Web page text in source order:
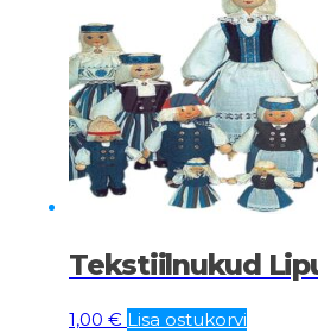
Tekstiilnukud
1,00 € Lisa ostukorvi